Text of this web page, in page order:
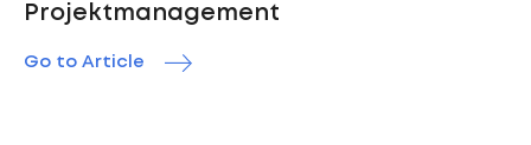
Projektmanagement
Go to Article